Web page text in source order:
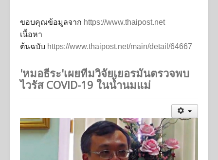
ขอบคุณข้อมูลจาก https://www.thaipost.net
เนื้อหา
ต้นฉบับ https://www.thaipost.net/main/detail/64667
'หมอธีระ'เผยทีมวิจัยเยอรมันตรวจพบ
ไวรัส COVID-19 ในน้ำนมแม่